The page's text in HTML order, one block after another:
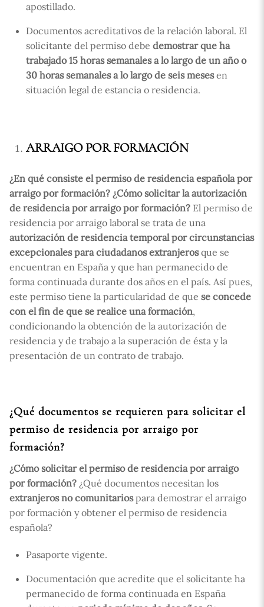
apostillado.
Documentos acreditativos de la relación laboral. El
solicitante del permiso debe demostrar que ha
trabajado 15 horas semanales a lo largo de un año o
30 horas semanales a lo largo de seis mesesen
situación legal de estancia o residencia.
ARRAIGO POR FORMACIÓN
¿En qué consiste el permiso de residencia española por
arraigo por formación? ¿Cómo solicitar la autorización
de residencia por arraigo por formación? El permiso de
residencia por arraigo laboral se trata de una
autorización de residenciatemporal por circunstancias
excepcionalespara ciudadanos extranjerosque se
encuentran en España y que han permanecido de
forma continuada durante dos años en el país. Así pues,
este permiso tiene la particularidad de que se concede
con el fin de que se realice una formación,
condicionando la obtención de la autorización de
residencia y de trabajo a la superación de ésta y la
presentación de un contrato de trabajo.
¿Qué documentos se requieren para solicitar el
permiso de residencia por arraigo por
formación?
¿Cómo solicitar el permiso de residencia por arraigo
por formación? ¿Qué documentos necesitan los
extranjeros no comunitariospara demostrar el arraigo
por formación y obtener el permiso de residencia
española?
Pasaporte vigente.
Documentación que acredite que el solicitante ha
permanecido de forma continuada en España